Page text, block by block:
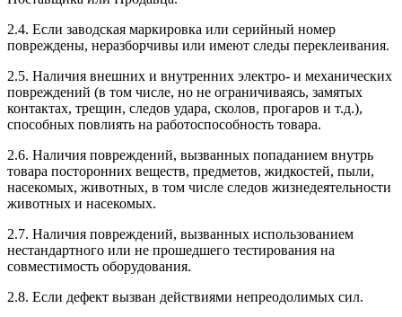
2.4. Если заводская маркировка или серийный номер
повреждены, неразборчивы или имеют следы переклеивания.
2.5. Наличия внешних и внутренних электро- и механических
повреждений (в том числе, но не ограничиваясь, замятых
контактах, трещин, следов удара, сколов, прогаров и т.д.),
способных повлиять на работоспособность товара.
2.6. Наличия повреждений, вызванных попаданием внутрь
товара посторонних веществ, предметов, жидкостей, пыли,
насекомых, животных, в том числе следов жизнедеятельности
животных и насекомых.
2.7. Наличия повреждений, вызванных использованием
нестандартного или не прошедшего тестирования на
совместимость оборудования.
2.8. Если дефект вызван действиями непреодолимых сил.